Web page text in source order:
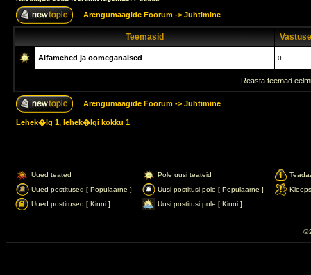
Arengumaagide Foorum -> Juhtimine
Teemasid
Alfamehed ja oomeganaised 0
Reasta teemad
Arengumaagide Foorum -> Juhtimine
Lehek�lg 1, lehek�lgi kokku 1
Uued teated Pole uusi teateid
Uued postitused [ Populaarne ]
Uusi postitusi pole [ Populaarne ]
Kleeps
Uued postitused [ Kinni ]
Uusi postitusi pole [ Kinni ]
©